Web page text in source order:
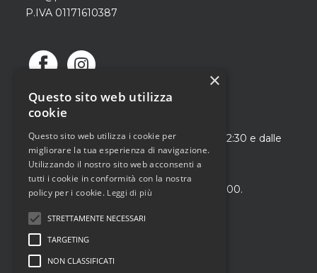
P.IVA 01171610387
SIAMO APERTI
Dal martedì al sabato dalle ore 9:00 alle 12:30 e dalle
15:00 alle 19:00.
Domenica pomeriggio dalle 15:00 alle 19:00.
PRIVACY POLICY
COOKIE POLICY
×
Questo sito web utilizza
cookie
Questo sito web utilizza i cookie per
migliorare la tua esperienza di navigazione.
Utilizzando il nostro sito web acconsenti a
tutti i cookie in conformità con la nostra
policy per i cookie. Leggi di più
STRETTAMENTE NECESSARI
TARGETING
NON CLASSIFICATI